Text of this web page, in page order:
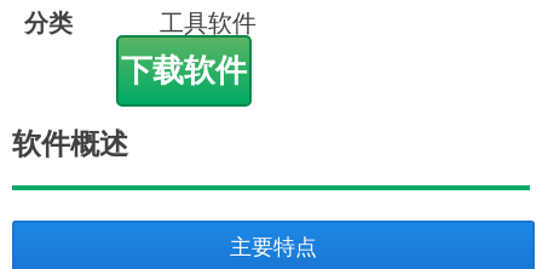
分类
工具软件
下载软件
软件概述
主要特点